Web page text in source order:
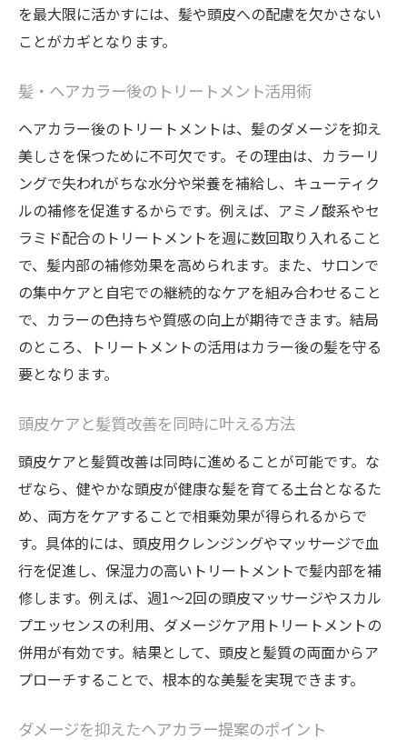
を最大限に活かすには、髪や頭皮への配慮を欠かさない
ことがカギとなります。
髪・ヘアカラー後のトリートメント活用術
ヘアカラー後のトリートメントは、髪のダメージを抑え
美しさを保つために不可欠です。その理由は、カラーリ
ングで失われがちな水分や栄養を補給し、キューティク
ルの補修を促進するからです。例えば、アミノ酸系やセ
ラミド配合のトリートメントを週に数回取り入れること
で、髪内部の補修効果を高められます。また、サロンで
の集中ケアと自宅での継続的なケアを組み合わせること
で、カラーの色持ちや質感の向上が期待できます。結局
のところ、トリートメントの活用はカラー後の髪を守る
要となります。
頭皮ケアと髪質改善を同時に叶える方法
頭皮ケアと髪質改善は同時に進めることが可能です。な
ぜなら、健やかな頭皮が健康な髪を育てる土台となるた
め、両方をケアすることで相乗効果が得られるからで
す。具体的には、頭皮用クレンジングやマッサージで血
行を促進し、保湿力の高いトリートメントで髪内部を補
修します。例えば、週1〜2回の頭皮マッサージやスカル
プエッセンスの利用、ダメージケア用トリートメントの
併用が有効です。結果として、頭皮と髪質の両面からア
プローチすることで、根本的な美髪を実現できます。
ダメージを抑えたヘアカラー提案のポイント